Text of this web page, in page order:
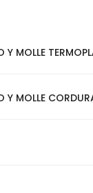
Y MOLLE
Y MOLLE